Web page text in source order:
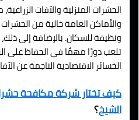
الحشرات المنزلية والآفات
والأماكن العامة خالية من
ونظيفة للسكان. بالإضافة إلى
تلعب دورًا مهمًا في الحفاظ على
الخسائر الاقتصادية الناجمة عن
كيف تختار شركة مكافحة
الشيخ؟